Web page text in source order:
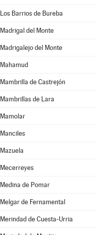
Los Barrios de Bureba
Madrigal del Monte
Madrigalejo del Monte
Mahamud
Mambrilla de Castrejón
Mambrillas de Lara
Mamolar
Manciles
Mazuela
Mecerreyes
Medina de Pomar
Melgar de Fernamental
Merindad de Cuesta-Urria